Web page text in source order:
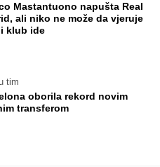
Mastantuono napušta Real
ali niko ne može da vjeruje
klub ide
tim
oborila rekord novim
transferom